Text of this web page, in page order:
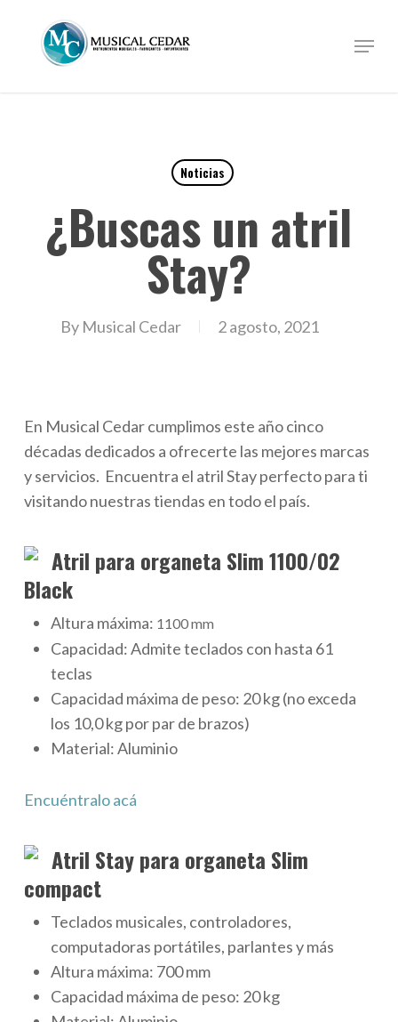
Menu
Noticias
¿Buscas un atril
Stay?
By Musical Cedar 2 agosto, 2021
En Musical Cedar cumplimos este año cinco
décadas dedicados a ofrecerte las mejores marcas
y servicios. Encuentra el atril Stay perfecto para ti
visitando nuestras tiendas en todo el país.
Atril para organeta Slim 1100/02
Black
Altura máxima: 1100 mm
Capacidad:Admite teclados con hasta 61
teclas
Capacidad máxima de peso: 20 kg (no exceda
los 10,0 kg por par de brazos)
Material:Aluminio
Encuéntralo acá
Atril Stay para organeta Slim
compact
Teclados musicales, controladores,
computadoras portátiles, parlantes y más
Altura máxima: 700 mm
Capacidad máxima de peso: 20 kg
Close